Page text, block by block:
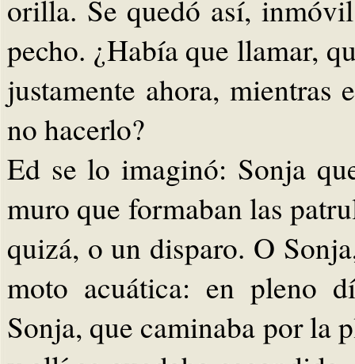
orilla. Se quedó así,
pecho. ¿Había que llamar,
justamente ahora, mientras
no hacerlo?
Ed se lo imaginó: Sonja
muro que formaban las
quizá, o un disparo. O
moto acuática: en pleno
Sonja, que caminaba por la